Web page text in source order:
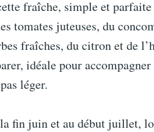
fraîche, simple et
tomates juteuses, du
fraîches, du citron et de
idéale pour
léger.
fin juin et au début juillet,